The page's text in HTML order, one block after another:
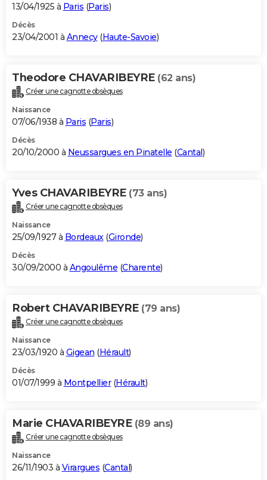
13/04/1925 à Paris (Paris)
Décès
23/04/2001 à Annecy(Haute-Savoie)
Theodore CHAVARIBEYRE (62 ans)
Créer une cagnotte obsèques
Naissance
07/06/1938 à Paris (Paris)
Décès
20/10/2000 à Neussargues en Pinatelle (Cantal)
Yves CHAVARIBEYRE (73 ans)
Créer une cagnotte obsèques
Naissance
25/09/1927 à Bordeaux(Gironde)
Décès
30/09/2000 à Angoulême (Charente)
Robert CHAVARIBEYRE (79 ans)
Créer une cagnotte obsèques
Naissance
23/03/1920 à Gigean (Hérault)
Décès
01/07/1999 à Montpellier(Hérault)
Marie CHAVARIBEYRE (89 ans)
Créer une cagnotte obsèques
Naissance
26/11/1903 à Virargues (Cantal)